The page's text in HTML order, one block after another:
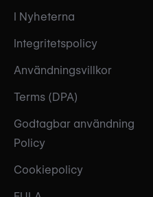
I Nyheterna
Integritetspolicy
Användningsvillkor
Terms (DPA)
Godtagbar användning
Policy
Cookiepolicy